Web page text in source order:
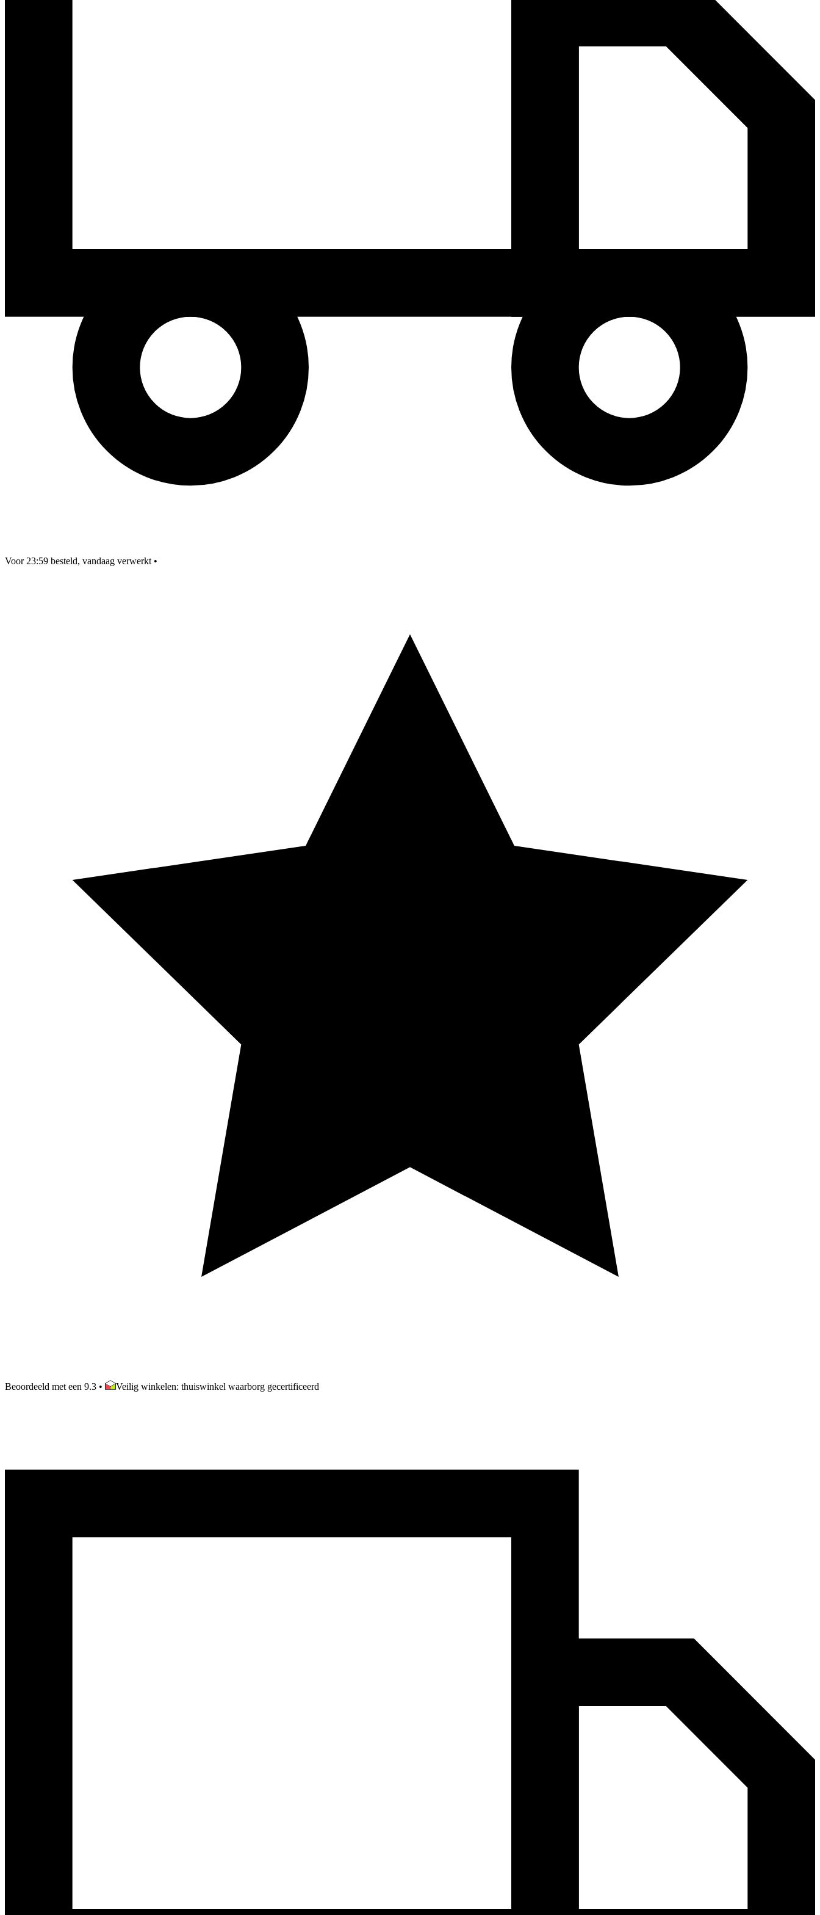
Voor 23:59 besteld, vandaag verwerkt •
Beoordeeld met een 9.3 • Veilig winkelen: thuiswinkel waarborg gecertificeerd